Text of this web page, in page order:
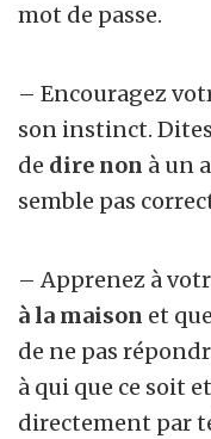
mot de passe.
– Encouragez
son instinct.
de dire non à un
semble pas
– Apprenez à
à la maison et
de ne pas
à qui que ce soit
directement par